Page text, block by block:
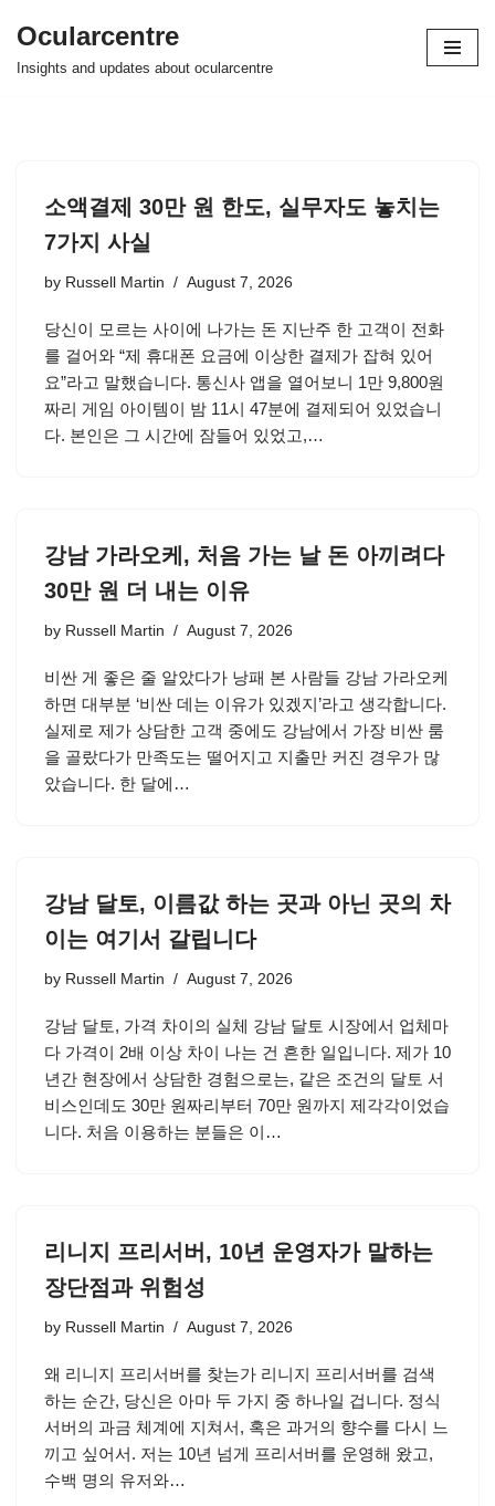
Skip
Ocularcentre
Insights and updates about ocularcentre
소액결제 30만 원 한도, 실무자도 놓치는
7가지 사실
by Russell Martin August 7, 2026
당신이 모르는 사이에 나가는 돈 지난주 한 고객이 전화
를 걸어와 “제 휴대폰 요금에 이상한 결제가 잡혀 있어
요”라고 말했습니다. 통신사 앱을 열어보니 1만 9,800원
짜리 게임 아이템이 밤 11시 47분에 결제되어 있었습니
다. 본인은 그 시간에 잠들어 있었고,…
강남 가라오케, 처음 가는 날 돈 아끼려다
30만 원 더 내는 이유
by Russell Martin August 7, 2026
비싼 게 좋은 줄 알았다가 낭패 본 사람들 강남 가라오케
하면 대부분 ‘비싼 데는 이유가 있겠지’라고 생각합니다.
실제로 제가 상담한 고객 중에도 강남에서 가장 비싼 룸
을 골랐다가 만족도는 떨어지고 지출만 커진 경우가 많
았습니다. 한 달에…
강남 달토, 이름값 하는 곳과 아닌 곳의 차
이는 여기서 갈립니다
by Russell Martin August 7, 2026
강남 달토, 가격 차이의 실체 강남 달토 시장에서 업체마
다 가격이 2배 이상 차이 나는 건 흔한 일입니다. 제가 10
년간 현장에서 상담한 경험으로는, 같은 조건의 달토 서
비스인데도 30만 원짜리부터 70만 원까지 제각각이었습
니다. 처음 이용하는 분들은 이…
리니지 프리서버, 10년 운영자가 말하는
장단점과 위험성
by Russell Martin August 7, 2026
왜 리니지 프리서버를 찾는가 리니지 프리서버를 검색
하는 순간, 당신은 아마 두 가지 중 하나일 겁니다. 정식
서버의 과금 체계에 지쳐서, 혹은 과거의 향수를 다시 느
끼고 싶어서. 저는 10년 넘게 프리서버를 운영해 왔고,
수백 명의 유저와…